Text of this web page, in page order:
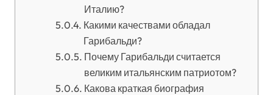
Италию?
Какими качествами обладал
Гарибальди?
Почему Гарибальди считается
великим итальянским патриотом?
Какова краткая биография